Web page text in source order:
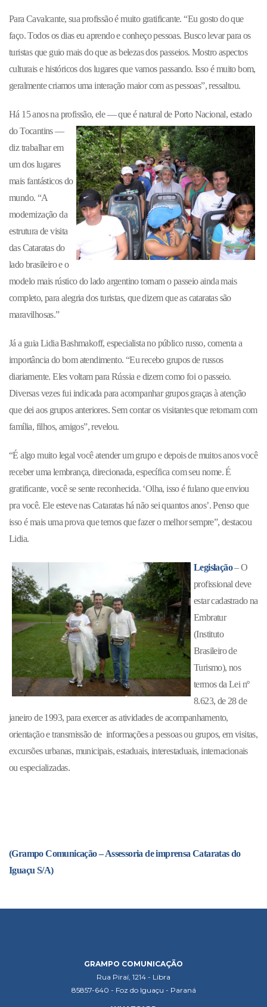
Para Cavalcante, sua profissão é muito gratificante. “Eu gosto do que
faço. Todos os dias eu aprendo e conheço pessoas. Busco levar para os
turistas que guio mais do que as belezas dos passeios. Mostro aspectos
culturais e históricos dos lugares que vamos passando. Isso é muito bom,
geralmente criamos uma interação maior com as pessoas”, ressaltou.
Há 15 anos na profissão, ele — que é natural de Porto Nacional, estado
do Tocantins—
diz trabalhar em
um dos lugares
mais fantásticos do
mundo. “A
modernização da
estrutura de visita
das Cataratas do
lado brasileiro e o
modelo mais rústico do lado argentino tornam o passeio ainda mais
completo,para alegria dos turistas, que dizem que as cataratas são
maravilhosas.”
Já a guia Lidia Bashmakoff, especialista no público russo, comenta a
importância do bom atendimento. “Eu recebo grupos de russos
diariamente. Eles voltam para Rússia e dizem como foi o passeio.
Diversas vezes fui indicada para acompanhar grupos graças à atenção
que dei aos grupos anteriores. Sem contar os visitantes que retornam com
família, filhos, amigos”, revelou.
“É algo muito legal você atender um grupo e depois de muitos anos você
receber uma lembrança, direcionada, específica com seu nome. É
gratificante, você se sente reconhecida. ‘Olha, isso é fulano que enviou
pra você. Ele esteve nas Cataratas há não sei quantos anos’. Penso que
isso é mais uma prova que temos que fazer o melhor sempre”, destacou
Lidia.
Legislação– O
profissional deve
estar cadastrado na
Embratur
(Instituto
Brasileiro de
Turismo), nos
termos da Lei nº
8.623, de 28 de
janeiro de 1993, para exercer as atividades de acompanhamento,
orientação e transmissão de informações a pessoas ou grupos, em visitas,
excursões urbanas, municipais, estaduais, interestaduais, internacionais
ou especializadas.
(Grampo Comunicação – Assessoria de imprensa Cataratas do
Iguaçu S/A)
GRAMPO COMUNICAÇÃO
Rua Piraí, 1214 - Libra
85857-640 - Foz do Iguaçu - Paraná